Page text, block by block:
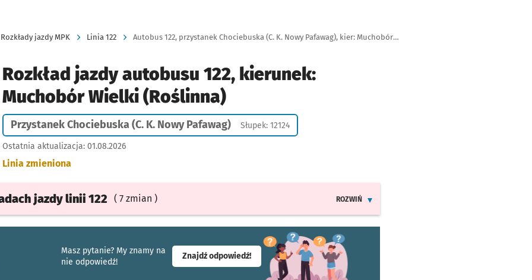
Rozkłady jazdy MPK Linia 122 Autobus 122, przystanek Chociebuska (C. K. Nowy Pafawag), kier: Muchobór Wielki (Roślinna)
Rozkład jazdy autobusu 122, kierunek:
Muchobór Wielki (Roślinna)
Przystanek Chociebuska (C. K. Nowy Pafawag) Słupek: 12124
Ostatnia aktualizacja: 01.08.2026
Linia zmieniona
jazdylinii 122 ( 7 zmian )
ROZWIŃ
Masz pytanie? My znamy na
nie odpowiedź!
Znajdź odpowiedź!- otworzy się w nowej karcie